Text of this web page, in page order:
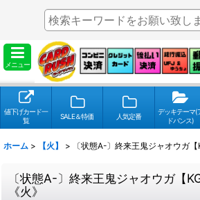
メニュー
値下げカード一
覧
SALE＆特価 人気定番
デッキテーマ(
ドバンス)
ホーム > 【火】 > 〔状態A-〕終来王鬼ジャオウガ
〔状態A-〕終来王鬼ジャオウガ【
《火》